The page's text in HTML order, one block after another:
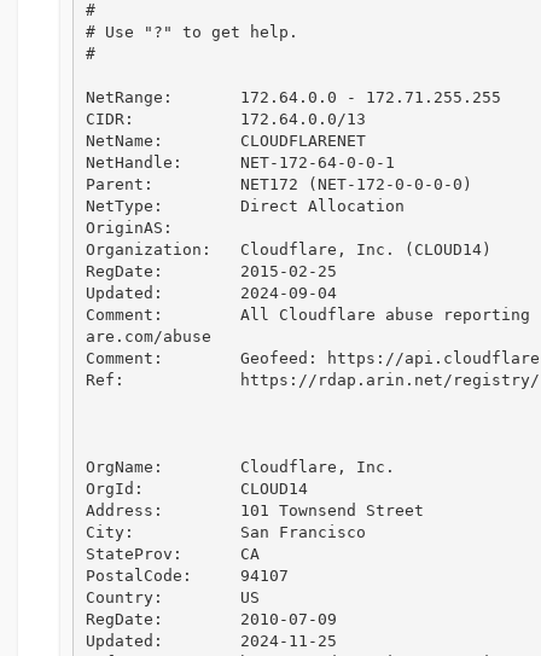
#
# Use "?" to get help.
#
NetRange:       172.64.0.0 - 172.71.255.255
CIDR:           172.64.0.0/13
NetName:        CLOUDFLARENET
NetHandle:      NET-172-64-0-0-1
Parent:         NET172 (NET-172-0-0-0-0)
NetType:        Direct Allocation
OriginAS:
Organization:   Cloudflare, Inc. (CLOUD14)
RegDate:        2015-02-25
Updated:        2024-09-04
Comment:        All Cloudflare abuse reporting
are.com/abuse
Comment:        Geofeed: https://
Ref:            https://rdap.arin.net/registry/
OrgName:        Cloudflare, Inc.
OrgId:          CLOUD14
Address:        101 Townsend Street
City:           San Francisco
StateProv:      CA
PostalCode:     94107
Country:        US
RegDate:        2010-07-09
Updated:        2024-11-25